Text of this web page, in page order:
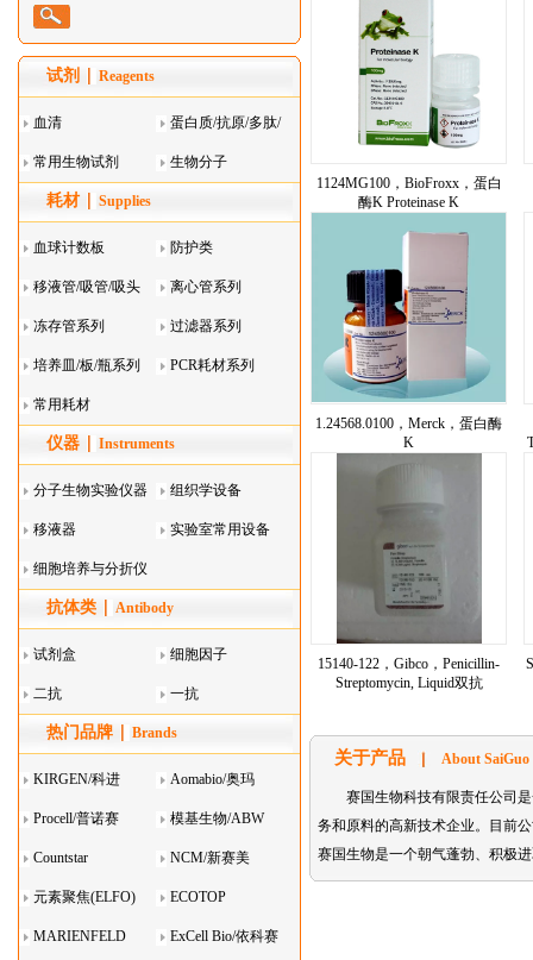
试剂 Reagents
血清 蛋白质/抗原/多肽/
酶
常用生物试剂 生物分子
耗材 Supplies
血球计数板 防护类
移液管/吸管/吸头
系列
离心管系列
冻存管系列 过滤器系列
培养皿/板/瓶系列 PCR耗材系列
常用耗材
仪器 Instruments
分子生物实验仪器 组织学设备
移液器 实验室常用设备
细胞培养与分折仪
器叠
抗体类 Antibody
试剂盒 细胞因子
二抗 一抗
热门品牌 Brands
KIRGEN/科进 Aomabio/奥玛
Procell/普诺赛 模基生物/ABW
Countstar NCM/新赛美
元素聚焦(ELFO) ECOTOP
MARIENFELD ExCell Bio/依科赛
1124MG100，BioFroxx，蛋白
酶K Proteinase K
1.24568.0100，Merck，蛋白酶
K
15140-122，Gibco，Penicillin-
Streptomycin, Liquid双抗
关于产品 About SaiGuo
赛国生物科技有限责任公司
务和原料的高新技术企业。目前公
赛国生物是一个朝气蓬勃、积极